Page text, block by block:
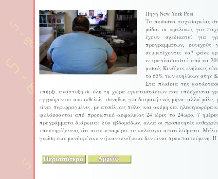
Πηγή New York Post
Τα ποσοστά παχυσαρκίας
μόδα: οι «φυλακές για
έχουν σχεδιαστεί για
προγραμμάτων, συνεχούς
συμμετέχοντες να? φάνε
τετραπλασιαστεί από το
μισούς Κινέζους ενήλικες
το 65% των ενηλίκων στην
Στα πλαίσια της
υπήρξε ανάπτυξη σε όλη τη χώρα εγκαταστάσεων που υπόσχονται
εγγράφονται οικειοθελώς -συνήθως για διαμονή ενός μήνα- αλλά
είναι περιφραγμένες, με ατσάλινες πύλες και ακόμη και
φυλάσσονται από προσωπικό ασφαλείας 24 ώρες το 24ωρο, 7
προγράμματα διάρκειας δύο εβδομάδων, αλλά οι προπονητές
υποστηρίζοντας ότι αυτό αποφέρει τα καλύτερα αποτελέσματα.
γνώση των μανδαρίνικων ή καντονέζικων δεν είναι προαπαιτούμενη.